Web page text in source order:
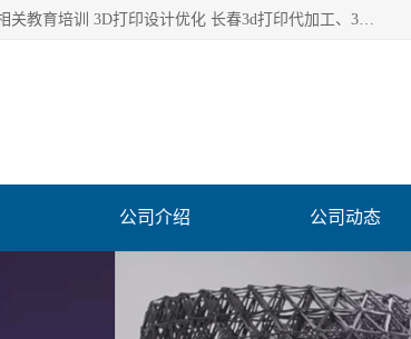
长春市东师青鸟科技有限公司从事3D打印代加工 3D打印设计服务 3D打印相关教育培训 3D打印设计优化 长春3d打印代加工、3D打印代加工及设计服务、3D打印相关教育培训、专利代理及优化、3D打印上下游技术服务，深耕工业设计、机械设计、3D打印多年年，拥有多项技术，辅助数十位客户完成自己的发明及实用新型专利。
公司介绍 公司动态